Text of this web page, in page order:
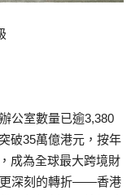
公室數量已逾3,380
破35萬億港元，按年
成為全球最大跨境財
更深刻的轉折——香港